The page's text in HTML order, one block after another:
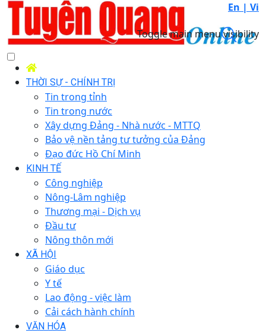
En | Vi
Toggle main menu visibility
THỜI SỰ - CHÍNH TRỊ
Tin trong tỉnh
Tin trong nước
Xây dựng Đảng - Nhà nước - MTTQ
Bảo vệ nền tảng tư tưởng của Đảng
Đạo đức Hồ Chí Minh
KINH TẾ
Công nghiệp
Nông-Lâm nghiệp
Thương mại - Dịch vụ
Đầu tư
Nông thôn mới
XÃ HỘI
Giáo dục
Y tế
Lao động - việc làm
Cải cách hành chính
VĂN HÓA